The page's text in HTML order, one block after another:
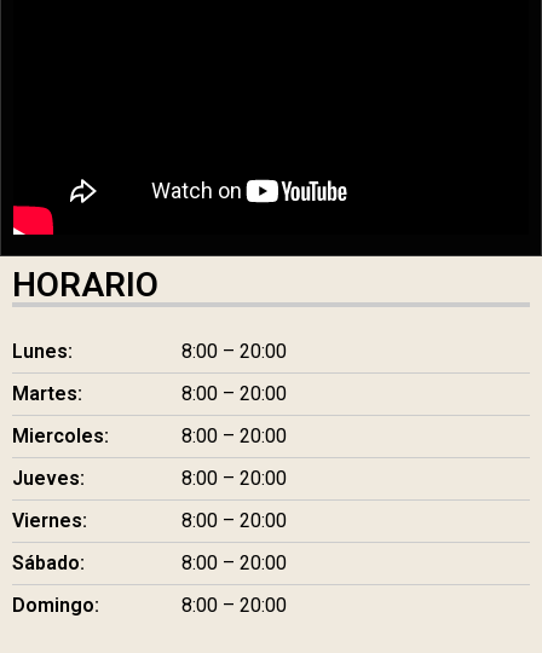
HORARIO
Lunes:
8:00 – 20:00
Martes:
8:00 – 20:00
Miercoles:
8:00 – 20:00
Jueves:
8:00 – 20:00
Viernes:
8:00 – 20:00
Sábado:
8:00 – 20:00
Domingo:
8:00 – 20:00